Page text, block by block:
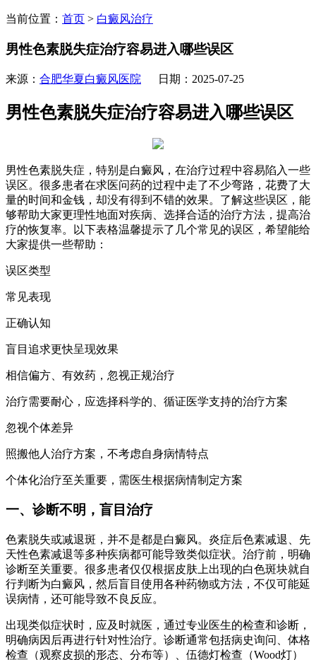
当前位置： 首页 > 白癜风治疗
男性色素脱失症治疗容易进入哪些误区
来源： 合肥华夏白癜风医院 日期：2025-07-25
男性色素脱失症治疗容易进入哪些误区
男性色素脱失症，特别是白癜风，在治疗过程中容易陷入一些
误区。很多患者在求医问药的过程中走了不少弯路，花费了大
量的时间和金钱，却没有得到不错的效果。了解这些误区，能
够帮助大家更理性地面对疾病、选择合适的治疗方法，提高治
疗的恢复率。以下表格温馨提示了几个常见的误区，希望能给
大家提供一些帮助：
误区类型
常见表现
正确认知
盲目追求更快呈现效果
相信偏方、有效药，忽视正规治疗
治疗需要耐心，应选择科学的、循证医学支持的治疗方案
忽视个体差异
照搬他人治疗方案，不考虑自身病情特点
个体化治疗至关重要，需医生根据病情制定方案
一、诊断不明，盲目治疗
色素脱失或减退斑，并不是都是白癜风。炎症后色素减退、先
天性色素减退等多种疾病都可能导致类似症状。治疗前，明确
诊断至关重要。很多患者仅仅根据皮肤上出现的白色斑块就自
行判断为白癜风，然后盲目使用各种药物或方法，不仅可能延
误病情，还可能导致不良反应。
出现类似症状时，应及时就医，通过专业医生的检查和诊断，
明确病因后再进行针对性治疗。诊断通常包括病史询问、体格
检查（观察皮损的形态、分布等）、伍德灯检查（Wood灯）